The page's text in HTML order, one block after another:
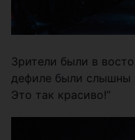
Зрители были в
дефиле были слышны
Это так красиво!”